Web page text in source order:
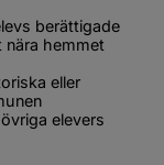
berättigade
nära hemmet
eller
elevers